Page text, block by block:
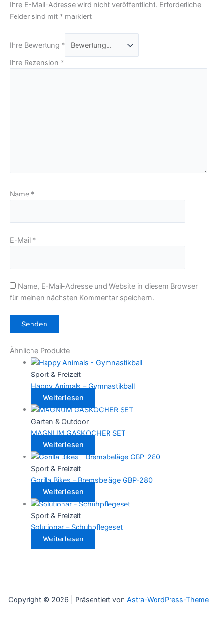
Ihre E-Mail-Adresse wird nicht veröffentlicht. Erforderliche
Felder sind mit * markiert
Ihre Bewertung *
Ihre Rezension *
Name *
E-Mail *
Name, E-Mail-Adresse und Website in diesem Browser
für meinen nächsten Kommentar speichern.
Ähnliche Produkte
Sport & Freizeit
Happy Animals – Gymnastikball
Weiterlesen
Garten & Outdoor
MAGNUM GASKOCHER SET
Weiterlesen
Sport & Freizeit
Gorilla Bikes – Bremsbeläge GBP-280
Weiterlesen
Sport & Freizeit
Solutionar – Schuhpflegeset
Weiterlesen
Copyright © 2026 | Präsentiert von Astra-WordPress-Theme